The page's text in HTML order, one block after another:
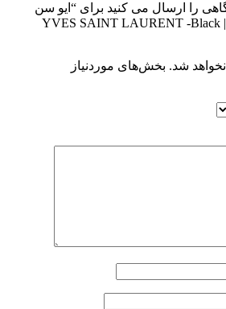
را ارسال می کنید برای “ایو سن
لورن بلک اوپیوم شرکتی | YVES SAINT LAURENT -Black
شد. بخش‌های موردنیاز